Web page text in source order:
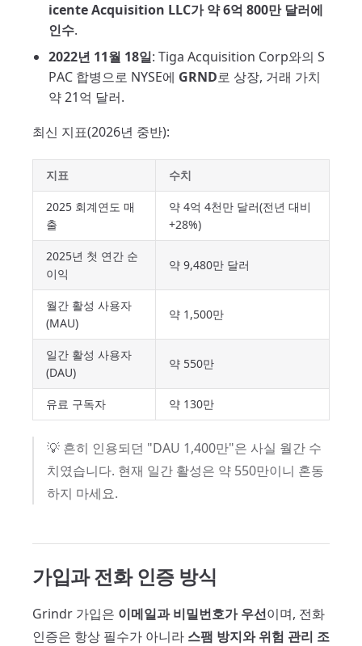
icente Acquisition LLC가 약 6억 800만 달러에
인수.
2022년 11월 18일: Tiga Acquisition Corp와의 S
PAC 합병으로 NYSE에 GRND로 상장, 거래 가치
약 21억 달러.
최신 지표(2026년 중반):
지표 수치
2025 회계연도 매
출
약 4억 4천만 달러(전년 대비
+28%)
2025년 첫 연간 순
이익
약 9,480만 달러
월간 활성 사용자
(MAU)
약 1,500만
일간 활성 사용자
(DAU)
약 550만
유료 구독자 약 130만
💡 흔히 인용되던 "DAU 1,400만"은 사실 월간 수
치였습니다. 현재 일간 활성은 약 550만이니 혼동
하지 마세요.
가입과 전화 인증 방식
Grindr 가입은 이메일과 비밀번호가 우선이며, 전화
인증은 항상 필수가 아니라 스팸 방지와 위험 관리 조